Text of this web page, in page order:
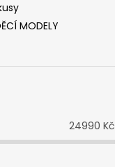
MODELY
24990 Kč